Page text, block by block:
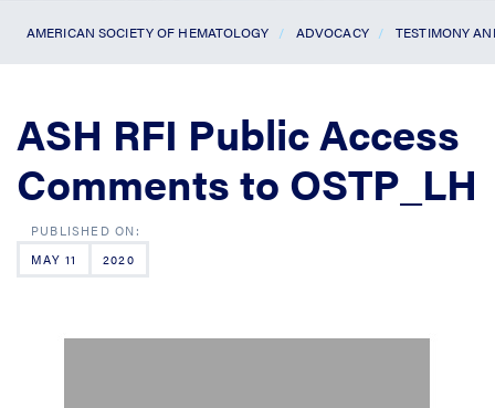
AMERICAN SOCIETY OF HEMATOLOGY ADVOCACY TESTIMONY
ASH RFI Public Access
Comments to OSTP_LH
MAY 11 2020